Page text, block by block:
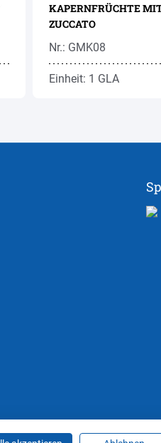
KAPERNFRÜCHTE
ZUCCATO
Nr.: GMK08
Einheit: 1 GLA